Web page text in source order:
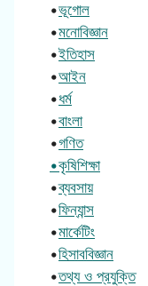
•ভূগোল
•মনোবিজ্ঞান
•ইতিহাস
•আইন
•ধর্ম
•বাংলা
•গণিত
•কৃষিশিক্ষা
•ব্যবসায়
•ফিন্যান্স
•মার্কেটিং
•হিসাববিজ্ঞান
•তথ্য ও প্রযুক্তি